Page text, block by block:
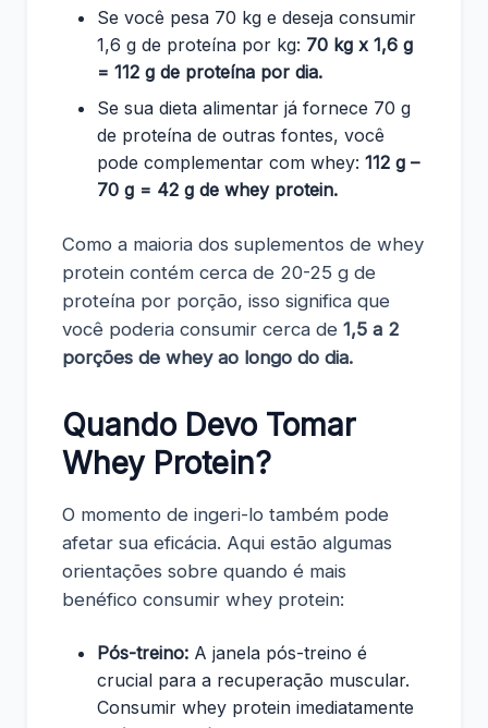
Se você pesa 70 kg e deseja consumir
1,6 g de proteína por kg: 70 kg x 1,6 g
= 112 g de proteína por dia.
Se sua dieta alimentar já fornece 70 g
de proteína de outras fontes, você
pode complementar com whey: 112 g –
70 g = 42 g de whey protein.
Como a maioria dos suplementos de whey
protein contém cerca de 20-25 g de
proteína por porção, isso significa que
você poderia consumir cerca de 1,5 a 2
porções de whey ao longo do dia.
Quando Devo Tomar
Whey Protein?
O momento de ingeri-lo também pode
afetar sua eficácia. Aqui estão algumas
orientações sobre quando é mais
benéfico consumir whey protein:
Pós-treino: A janela pós-treino é
crucial para a recuperação muscular.
Consumir whey protein imediatamente